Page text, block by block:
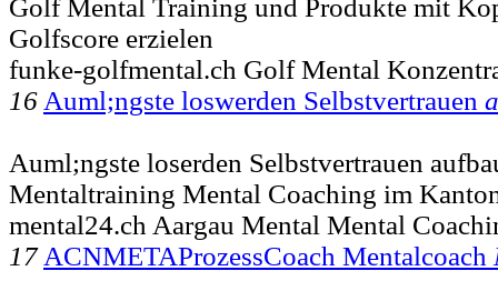
Golf Mental Training und Produkte mit
Golfscore erzielen
funke-golfmental.ch Golf Mental
16 Auml;ngste loswerden Selbstvertrauen
Auml;ngste loserden Selbstvertrauen
Mentaltraining Mental Coaching im
mental24.ch Aargau Mental Mental
17 ACNMETAProzessCoach Mentalcoach